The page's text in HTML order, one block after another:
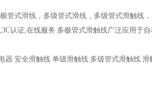
极管式滑线，多级管式滑线，多级管式滑触线
认证,在线服务.多极管式滑触线广泛应用于
器 安全滑触线 单级滑触线 多级管式滑触线